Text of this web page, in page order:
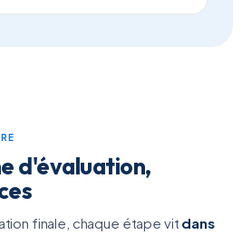
d'évaluation,
finale, chaque étape vit dans